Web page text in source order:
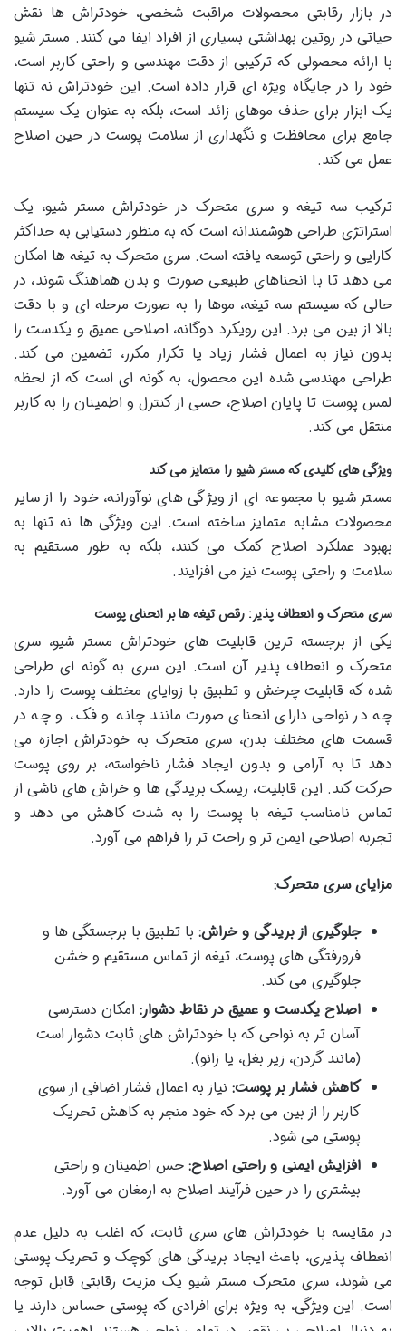
در بازار رقابتی محصولات مراقبت شخصی، خودتراش ها نقش
حیاتی در روتین بهداشتی بسیاری از افراد ایفا می کنند. مستر شیو
با ارائه محصولی که ترکیبی از دقت مهندسی و راحتی کاربر است،
خود را در جایگاه ویژه ای قرار داده است. این خودتراش نه تنها
یک ابزار برای حذف موهای زائد است، بلکه به عنوان یک سیستم
جامع برای محافظت و نگهداری از سلامت پوست در حین اصلاح
عمل می کند.
ترکیب سه تیغه و سری متحرک در خودتراش مستر شیو، یک
استراتژی طراحی هوشمندانه است که به منظور دستیابی به حداکثر
کارایی و راحتی توسعه یافته است. سری متحرک به تیغه ها امکان
می دهد تا با انحناهای طبیعی صورت و بدن هماهنگ شوند، در
حالی که سیستم سه تیغه، موها را به صورت مرحله ای و با دقت
بالا از بین می برد. این رویکرد دوگانه، اصلاحی عمیق و یکدست را
بدون نیاز به اعمال فشار زیاد یا تکرار مکرر، تضمین می کند.
طراحی مهندسی شده این محصول، به گونه ای است که از لحظه
لمس پوست تا پایان اصلاح، حسی از کنترل و اطمینان را به کاربر
منتقل می کند.
ویژگی های کلیدی که مستر شیو را متمایز می کند
مستر شیو با مجموعه ای از ویژگی های نوآورانه، خود را از سایر
محصولات مشابه متمایز ساخته است. این ویژگی ها نه تنها به
بهبود عملکرد اصلاح کمک می کنند، بلکه به طور مستقیم به
سلامت و راحتی پوست نیز می افزایند.
سری متحرک و انعطاف پذیر: رقص تیغه ها بر انحنای پوست
یکی از برجسته ترین قابلیت های خودتراش مستر شیو، سری
متحرک و انعطاف پذیر آن است. این سری به گونه ای طراحی
شده که قابلیت چرخش و تطبیق با زوایای مختلف پوست را دارد.
چه در نواحی دارای انحنای صورت مانند چانه و فک، و چه در
قسمت های مختلف بدن، سری متحرک به خودتراش اجازه می
دهد تا به آرامی و بدون ایجاد فشار ناخواسته، بر روی پوست
حرکت کند. این قابلیت، ریسک بریدگی ها و خراش های ناشی از
تماس نامناسب تیغه با پوست را به شدت کاهش می دهد و
تجربه اصلاحی ایمن تر و راحت تر را فراهم می آورد.
مزایای سری متحرک:
جلوگیری از بریدگی و خراش: با تطبیق با برجستگی ها و
فرورفتگی های پوست، تیغه از تماس مستقیم و خشن
جلوگیری می کند.
اصلاح یکدست و عمیق در نقاط دشوار: امکان دسترسی
آسان تر به نواحی که با خودتراش های ثابت دشوار است
(مانند گردن، زیر بغل، یا زانو).
کاهش فشار بر پوست: نیاز به اعمال فشار اضافی از سوی
کاربر را از بین می برد که خود منجر به کاهش تحریک
پوستی می شود.
افزایش ایمنی و راحتی اصلاح: حس اطمینان و راحتی
بیشتری را در حین فرآیند اصلاح به ارمغان می آورد.
در مقایسه با خودتراش های سری ثابت، که اغلب به دلیل عدم
انعطاف پذیری، باعث ایجاد بریدگی های کوچک و تحریک پوستی
می شوند، سری متحرک مستر شیو یک مزیت رقابتی قابل توجه
است. این ویژگی، به ویژه برای افرادی که پوستی حساس دارند یا